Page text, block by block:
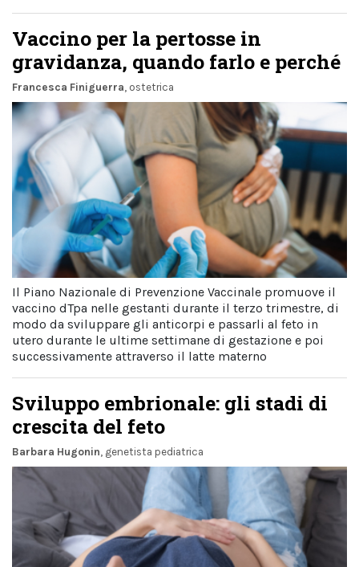
Vaccino per la pertosse in
gravidanza, quando farlo e perché
Francesca Finiguerra , ostetrica
Il Piano Nazionale di Prevenzione Vaccinale promuove il
vaccino dTpa nelle gestanti durante il terzo trimestre, di
modo da sviluppare gli anticorpi e passarli al feto in
utero durante le ultime settimane di gestazione e poi
successivamente attraverso il latte materno
Sviluppo embrionale: gli stadi di
crescita del feto
Barbara Hugonin, genetista pediatrica